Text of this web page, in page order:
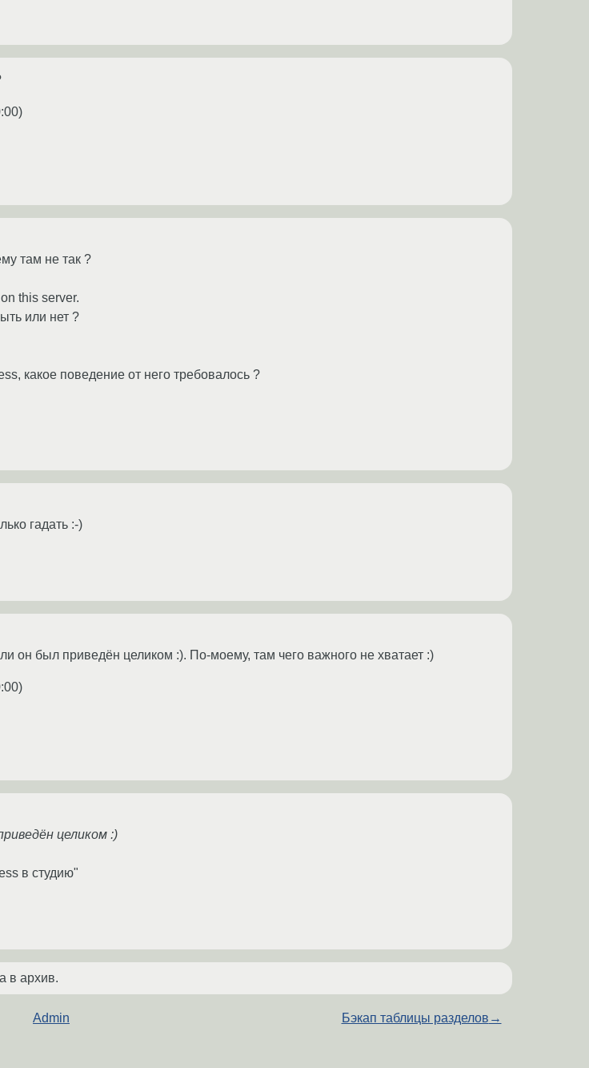
)
там не так ?
this server.
или нет ?
какое поведение от него требовалось ?
гадать :-)
он был приведён целиком :). По-моему, там чего важного не хватает :)
)
целиком :)
в студию"
в архив.
Admin Бэкап таблицы разделов →